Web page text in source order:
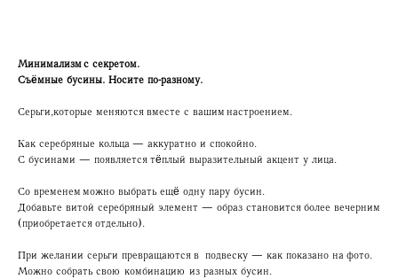
Минимализм с секретом.
Съёмные бусины. Носите по-разному.
Серьги, которые меняются вместе с вашим настроением.
Как серебряные кольца — аккуратно и спокойно.
С бусинами — появляется тёплый выразительный акцент у лица.
Со временем можно выбрать ещё одну пару бусин.
Добавьте витой серебряный элемент — образ становится более вечерним
(приобретается отдельно).
При желании серьги превращаются в подвеску — как показано на фото.
Можно собрать свою комбинацию из разных бусин.